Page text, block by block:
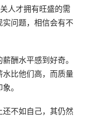
人才拥有旺盛的需
实问题，相信会有不
酬水平感到好奇。
比他们高，而质量
。
还不如自己，其仍然